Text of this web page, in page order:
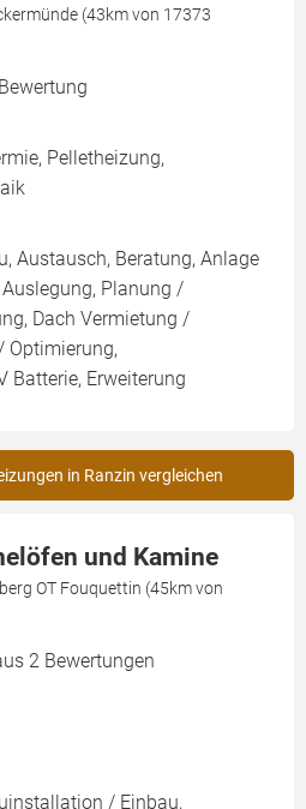
(43km von 17373
Pelletheizung,
Austausch, Beratung, Anlage
Planung /
Dach Vermietung /
Optimierung,
Batterie, Erweiterung
in Ranzin vergleichen
und Kamine
OT Fouquettin (45km von
2 Bewertungen
/ Einbau,